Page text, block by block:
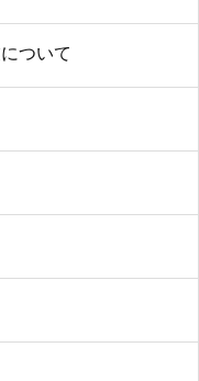
ついて